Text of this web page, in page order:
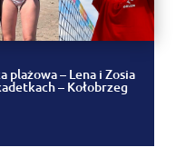
plażowa – Lena i Zosia
– Kołobrzeg